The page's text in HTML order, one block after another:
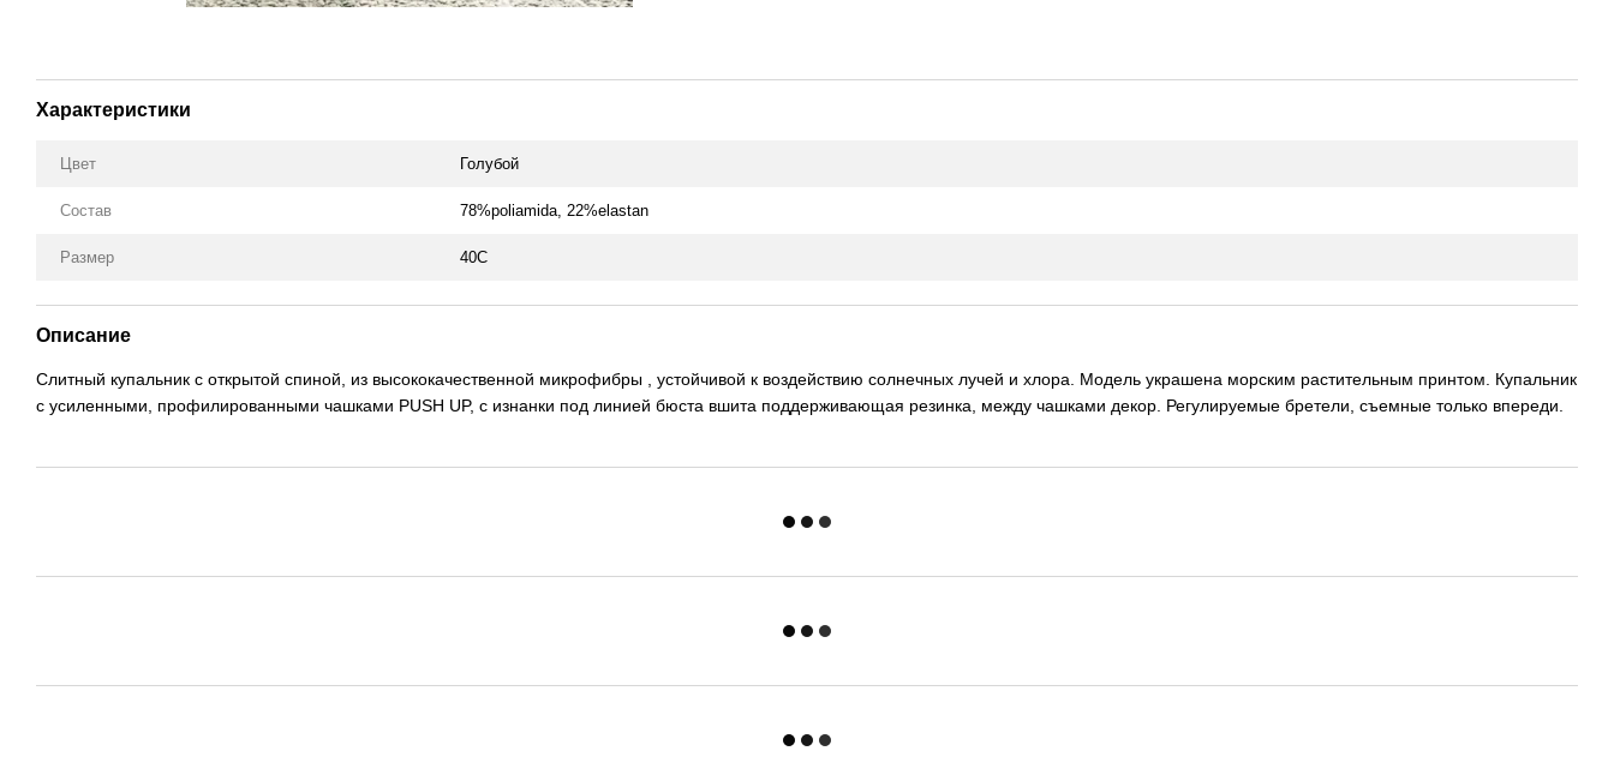
Характеристики
Цвет Голубой
Состав 78%poliamida, 22%elastan
Размер 40C
Описание
Слитный купальник с открытой спиной, из высококачественной микрофибры , устойчивой к воздействию солнечных лучей и хлора. Модель украшена морским растительным принтом. Купальник
с усиленными, профилированными чашками PUSH UP, с изнанки под линией бюста вшита поддерживающая резинка, между чашками декор. Регулируемые бретели, съемные только впереди.